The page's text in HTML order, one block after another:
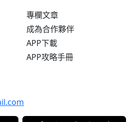
專欄文章
成為合作夥伴
APP下載
APP攻略手冊